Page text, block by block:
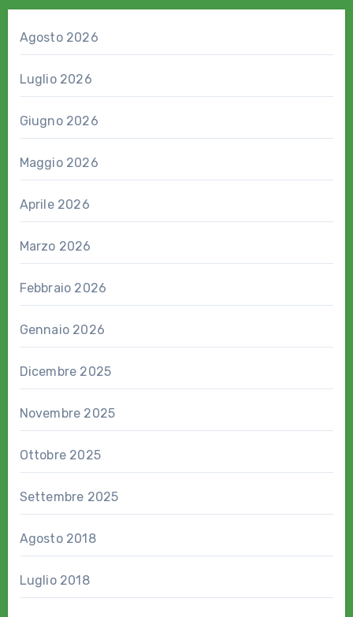
Agosto 2026
Luglio 2026
Giugno 2026
Maggio 2026
Aprile 2026
Marzo 2026
Febbraio 2026
Gennaio 2026
Dicembre 2025
Novembre 2025
Ottobre 2025
Settembre 2025
Agosto 2018
Luglio 2018